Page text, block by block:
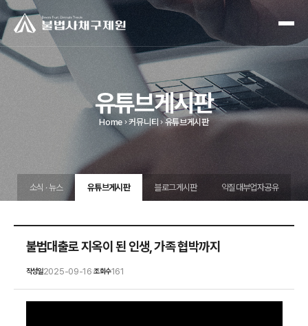
유튜브게시판
Home 커뮤니티 유튜브게시판
소식 · 뉴스 유튜브게시판 블로그게시판 악질대부업자공유
불법대출로 지옥이 된 인생, 가족 협박까지
작성일2025-09-16 |조회수161